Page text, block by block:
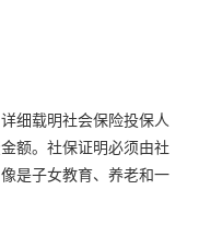
细载明社会保险投保人
额。社保证明必须由社
是子女教育、养老和一